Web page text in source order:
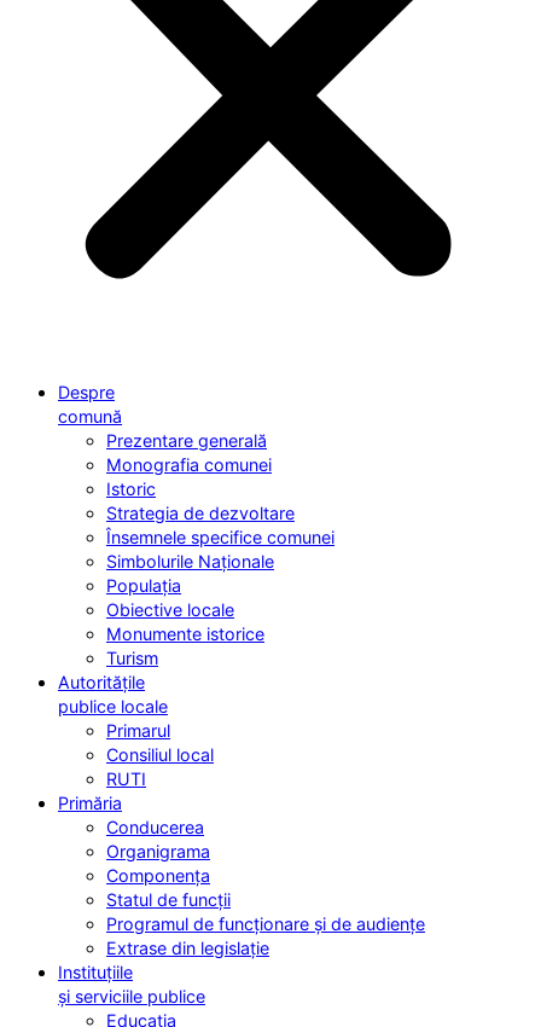
Despre
comună
Prezentare generală
Monografia comunei
Istoric
Strategia de dezvoltare
Însemnele specifice comunei
Simbolurile Naționale
Populația
Obiective locale
Monumente istorice
Turism
Autoritățile
publice locale
Primarul
Consiliul local
RUTI
Primăria
Conducerea
Organigrama
Componența
Statul de funcții
Programul de funcționare și de audiențe
Extrase din legislație
Instituțiile
și serviciile publice
Educația